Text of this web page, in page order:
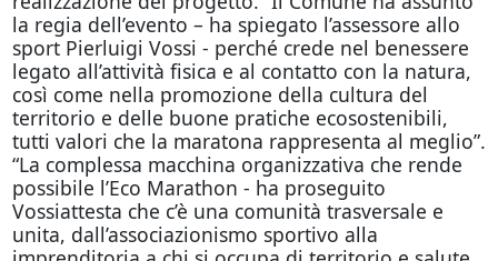
la regia dell’evento – ha spiegato l’assessore allo
sport Pierluigi Vossi - perché crede nel benessere
legato all’attività fisica e al contatto con la natura,
così come nella promozione della cultura del
territorio e delle buone pratiche ecosostenibili,
tutti valori che la maratona rappresenta al meglio”.
“La complessa macchina organizzativa che rende
possibile l’Eco Marathon - ha proseguito
Vossiattesta che c’è una comunità trasversale e
unita, dall’associazionismo sportivo alla